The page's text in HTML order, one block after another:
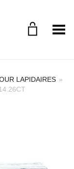
Toggle Menu
LAPIDAIRES »